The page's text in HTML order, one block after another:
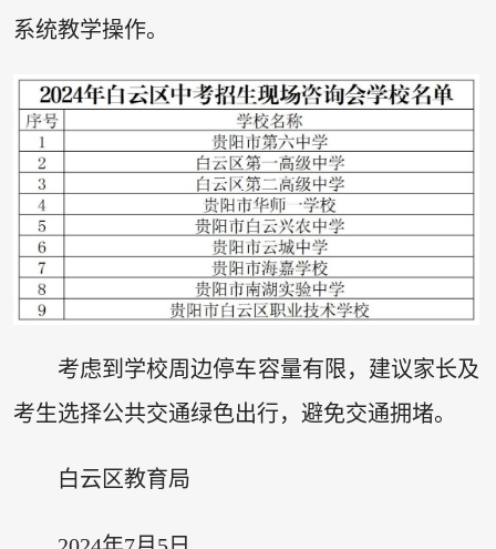
系统教学操作。
考虑到学校周边停车容量有限，建议家长及
考生选择公共交通绿色出行，避免交通拥堵。
白云区教育局